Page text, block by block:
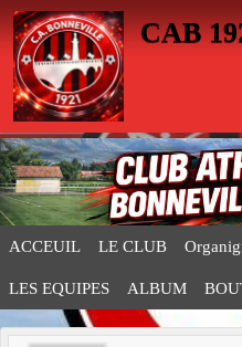
CAB
ACCEUIL LE CLUB
LES EQUIPES ALBUM
Panneau de gestion des cookies